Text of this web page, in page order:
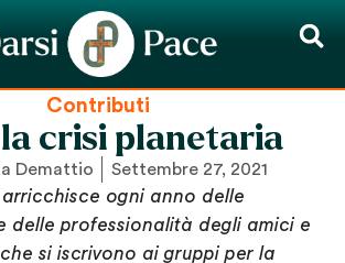
Contributi
la crisi planetaria
Demattio Settembre 27, 2021
ogni anno delle
delle professionalità degli amici e
si iscrivono ai gruppi per la